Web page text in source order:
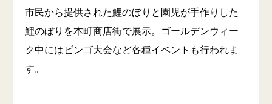
市民から提供された鯉のぼりと園児が手作りした
鯉のぼりを本町商店街で展示。ゴールデンウィー
ク中にはビンゴ大会など各種イベントも行われま
す。